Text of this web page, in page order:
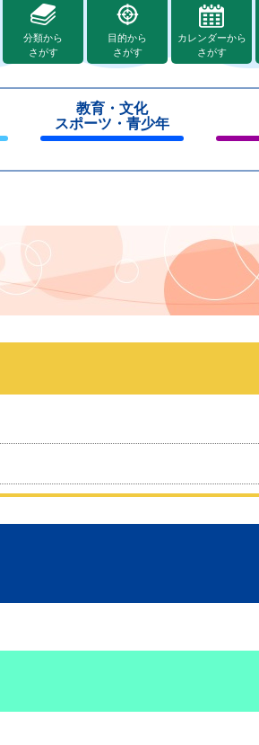
分類から
さがす
目的から
さがす
カレンダーから
さがす
教育・文化
スポーツ・青少年
じ
じ